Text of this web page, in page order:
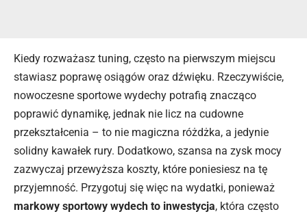
Kiedy rozważasz tuning, często na pierwszym miejscu
stawiasz poprawę osiągów oraz dźwięku. Rzeczywiście,
nowoczesne sportowe wydechy potrafią znacząco
poprawić dynamikę, jednak nie licz na cudowne
przekształcenia – to nie magiczna różdżka, a jedynie
solidny kawałek rury. Dodatkowo, szansa na zysk mocy
zazwyczaj przewyższa koszty, które poniesiesz na tę
przyjemność. Przygotuj się więc na wydatki, ponieważ
markowy sportowy wydech to inwestycja, która często